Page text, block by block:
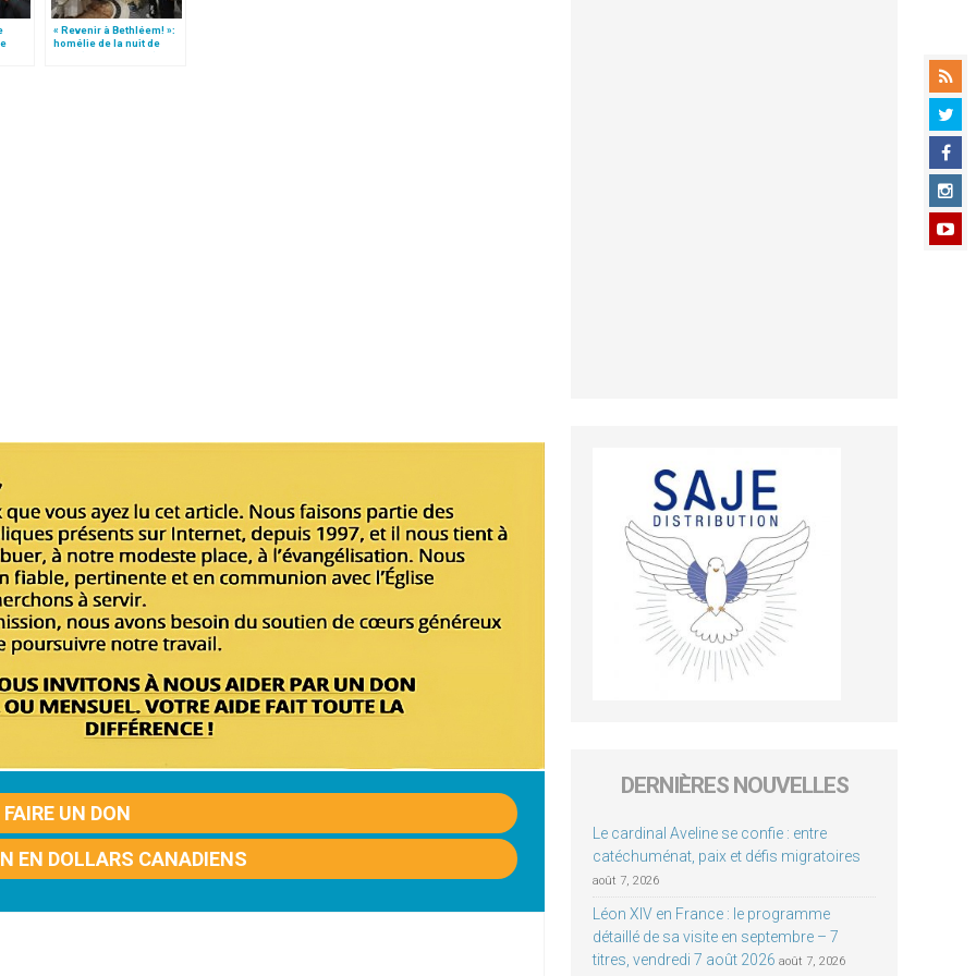
« Revenir à Bethléem! »:
homélie de la nuit de
Noël (texte complet)
FAIRE UN DON
EN DOLLARS CANADIENS
DERNIÈRES NOUVELLES
Le cardinal Aveline se confie : entre
catéchuménat, paix et défis migratoires
août 7, 2026
Léon XIV en France : le programme
détaillé de sa visite en septembre – 7
titres, vendredi 7 août 2026 août 7, 2026